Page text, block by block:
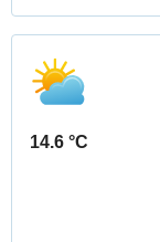
14.6 °C